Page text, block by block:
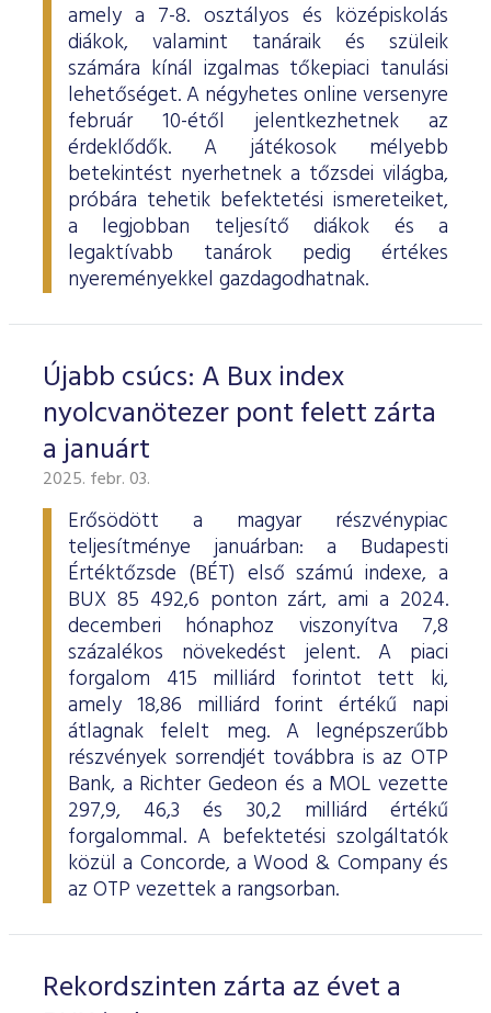
amely a 7-8. osztályos és középiskolás
diákok, valamint tanáraik és szüleik
számára kínál izgalmas tőkepiaci tanulási
lehetőséget. A négyhetes online versenyre
február 10-étől jelentkezhetnek az
érdeklődők. A játékosok mélyebb
betekintést nyerhetnek a tőzsdei világba,
próbára tehetik befektetési ismereteiket,
a legjobban teljesítő diákok és a
legaktívabb tanárok pedig értékes
nyereményekkel gazdagodhatnak.
Újabb csúcs: A Bux index
nyolcvanötezer pont felett zárta
a januárt
2025. febr. 03.
Erősödött a magyar részvénypiac
teljesítménye januárban: a Budapesti
Értéktőzsde (BÉT) első számú indexe, a
BUX 85 492,6 ponton zárt, ami a 2024.
decemberi hónaphoz viszonyítva 7,8
százalékos növekedést jelent. A piaci
forgalom 415 milliárd forintot tett ki,
amely 18,86 milliárd forint értékű napi
átlagnak felelt meg. A legnépszerűbb
részvények sorrendjét továbbra is az OTP
Bank, a Richter Gedeon és a MOL vezette
297,9, 46,3 és 30,2 milliárd értékű
forgalommal. A befektetési szolgáltatók
közül a Concorde, a Wood & Company és
az OTP vezettek a rangsorban.
Rekordszinten zárta az évet a